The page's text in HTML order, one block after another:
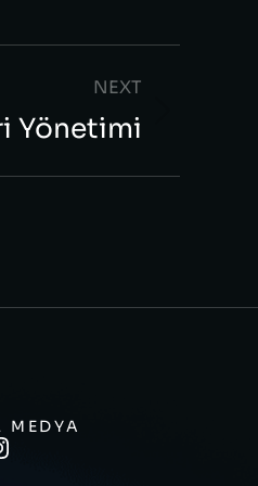
NEXT
Yönetimi
MEDYA